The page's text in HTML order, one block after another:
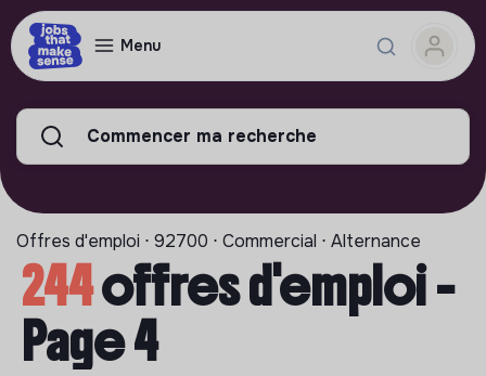
Menu
Commencer ma recherche
Offres d'emploi ⋅ 92700 ⋅ Commercial ⋅ Alternance
244offres d'emploi -
Page 4